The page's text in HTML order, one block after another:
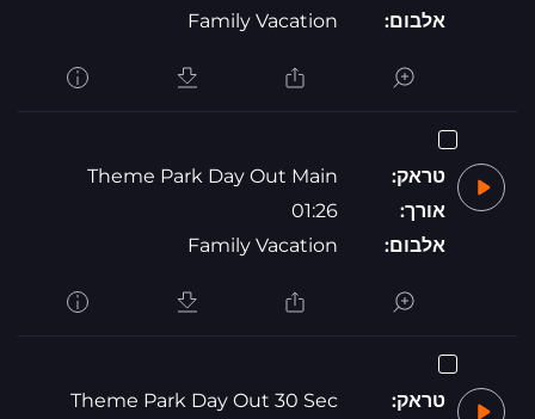
אלבום:
Family Vacation
טראק:
Theme Park Day Out Main
אורך:
01:26
אלבום:
Family Vacation
טראק: Theme Park Day Out 30 Sec